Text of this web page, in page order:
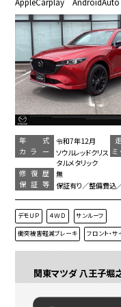
年 式 令和7年12月
カラー
ソウルレッドクリス
タルメタリック
ミ
修復歴
無
保証等
保証有り／整備費込
デモＵＰ ４ＷＤ サンルーフ
衝突被害軽減ブレーキ フロント・サ
関東マツダ 八王子堀